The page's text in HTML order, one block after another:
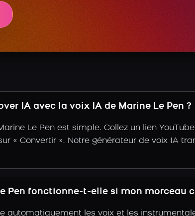
IA avec la voix IA de Marine Le Pen ?
Le Pen est simple. Collez un lien
« Convertir ». Notre générateur de voix IA
Pen fonctionne-t-elle si mon morceau
automatiquement les voix et les